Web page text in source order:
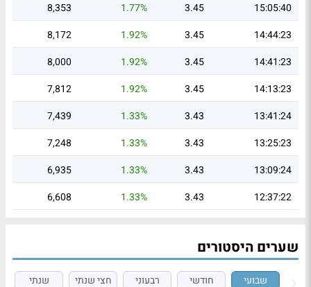
15:05:40
3.45
1.77%
8,353
14:44:23
3.45
1.92%
8,172
14:41:23
3.45
1.92%
8,000
14:13:23
3.45
1.92%
7,812
13:41:24
3.43
1.33%
7,439
13:25:23
3.43
1.33%
7,248
13:09:24
3.43
1.33%
6,935
12:37:22
3.43
1.33%
6,608
שערים היסטורים
שבועי חודשי רבעוני חצי שנתי שנתי